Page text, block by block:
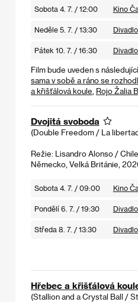
Sobota 4. 7. / 12:00 Kino
Neděle 5. 7. / 13:30
Pátek 10. 7. / 16:30
Film bude uveden s
sama v sobě a ráno se
a křišťálová koule Rojo Žalia
Dvojitá svoboda
(Double Freedom / La
Režie: Lisandro Alonso /
Německo, Velká Británie,
Sobota 4. 7. / 09:00 Kino
Pondělí 6. 7. / 19:30
Středa 8. 7. / 13:30
Hřebec a křišťálová
(Stallion and a Crystal Ball /